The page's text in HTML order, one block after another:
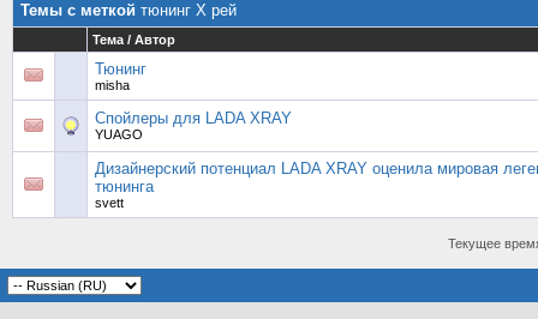
Темы с меткой тюнинг Х рей
Тема / Автор
Тюнинг
misha
Спойлеры для LADA XRAY
YUAGO
Дизайнерский потенциал LADA XRAY оценила мировая
тюнинга
svett
Текущее